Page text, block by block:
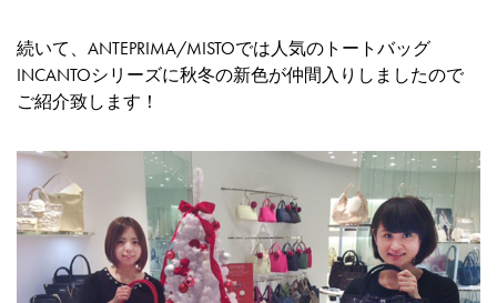
続いて、ANTEPRIMA/MISTOでは人気のトートバッグ
INCANTOシリーズに秋冬の新色が仲間入りしましたので
ご紹介致します！